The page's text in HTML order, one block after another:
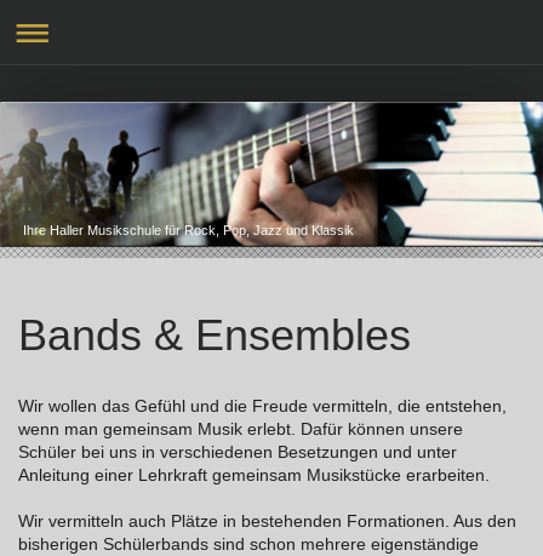
Ihre Haller Musikschule für Rock, Pop, Jazz und Klassik
Bands & Ensembles
Wir wollen das Gefühl und die Freude vermitteln, die entstehen,
wenn man gemeinsam Musik erlebt. Dafür können unsere
Schüler bei uns in verschiedenen Besetzungen und unter
Anleitung einer Lehrkraft gemeinsam Musikstücke erarbeiten.
Wir vermitteln auch Plätze in bestehenden Formationen. Aus den
bisherigen Schülerbands sind schon mehrere eigenständige